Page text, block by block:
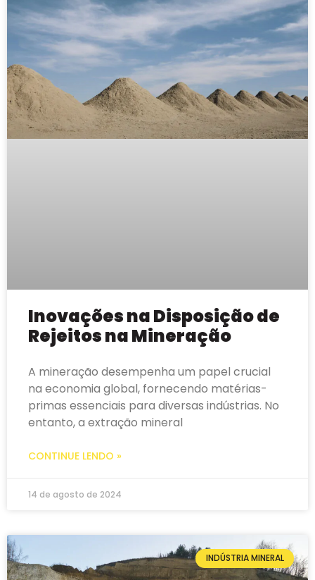
Inovações na Disposição de
Rejeitos na Mineração
A mineração desempenha um papel crucial
na economia global, fornecendo matérias-
primas essenciais para diversas indústrias. No
entanto, a extração mineral
CONTINUE LENDO »
14 de agosto de 2024
INDÚSTRIA MINERAL